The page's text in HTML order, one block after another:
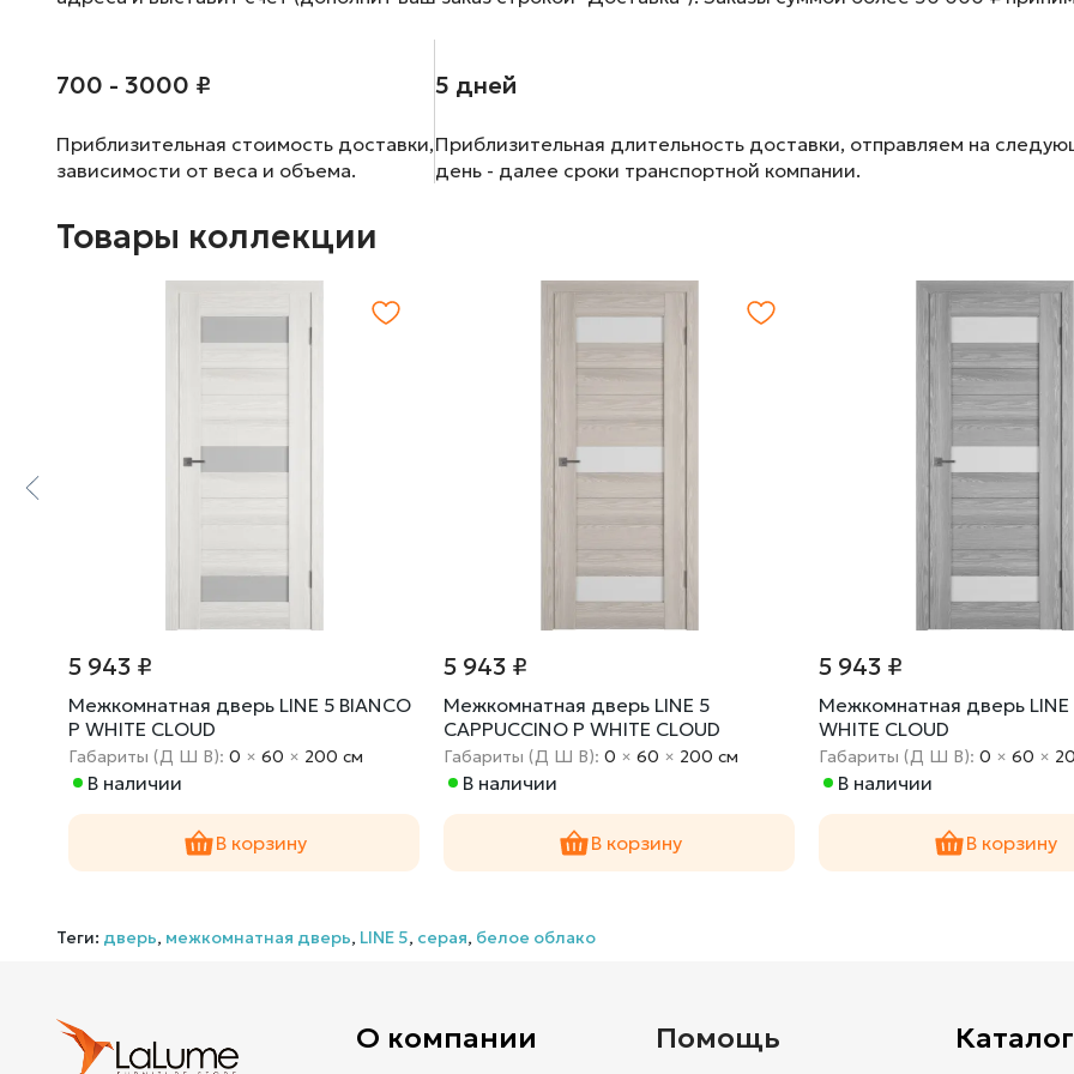
700 - 3000 ₽
Приблизительная стоимость доставки,
зависимости от веса и объема.
5 дней
Приблизительная длительность доставки, отправляем на
день - далее сроки транспортной компании.
Товары коллекции
5 943 ₽
Межкомнатная дверь LINE 5 BIANCO
P WHITE CLOUD
Габариты (Д Ш В):0 ×60 × 200 cм
В наличии
В корзину
5 943 ₽
Межкомнатная дверь LINE 5
CAPPUCCINO P WHITE CLOUD
Габариты (Д Ш В):0 ×60 × 200 cм
В наличии
В корзину
5 943 ₽
Межкомнатная дверь LINE
WHITE CLOUD
Габариты (Д Ш В):0 ×60 ×
В наличии
В корзину
Теги: дверь, межкомнатная дверь, LINE 5, серая, белое облако
О компании Помощь Каталог